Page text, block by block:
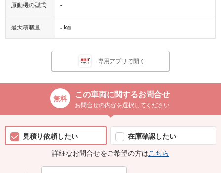
原動機の型式 -
最大積載量 - kg
専用アプリで開く
この車両に関するお問合せ
お問合せの内容を選択してください
見積り依頼したい
在庫確認したい
詳細なお問合せをご希望の方はこちら